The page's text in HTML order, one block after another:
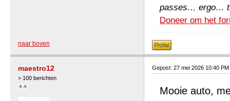
passes… ergo…
Doneer om het
naar boven
maestro12
> 100 berichten
Gepost: 27 mei 2026 10:40 PM
Mooie auto,